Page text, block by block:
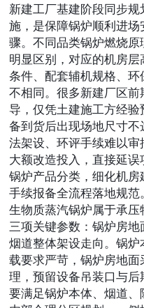
新建工厂基建阶段同步
施，是保障锅炉顺利进
骤。不同品类锅炉燃烧
明显区别，对应的机房
条件、配套辅机规格、
不相同。很多新建厂区
导，仅凭土建施工方经
备到货后出现场地尺寸
法架设、环评手续难以
大额改造投入，直接延
锅炉产品分类，细化机房
手续报备全流程落地规范。
生物质蒸汽锅炉属于承
三项关键参数：锅炉房地
烟道整体架设走向。锅
载要求严苛，锅炉房地
理，预留设备吊装口与
要满足锅炉本体、烟道